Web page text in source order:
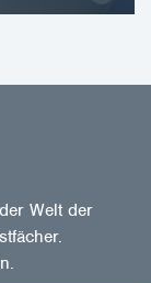
Welt der